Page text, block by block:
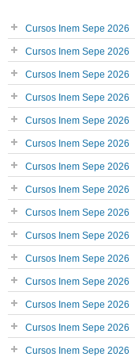
Cursos Inem Sepe 2026
Cursos Inem Sepe 2026
Cursos Inem Sepe 2026
Cursos Inem Sepe 2026
Cursos Inem Sepe 2026
Cursos Inem Sepe 2026
Cursos Inem Sepe 2026
Cursos Inem Sepe 2026
Cursos Inem Sepe 2026
Cursos Inem Sepe 2026
Cursos Inem Sepe 2026
Cursos Inem Sepe 2026
Cursos Inem Sepe 2026
Cursos Inem Sepe 2026
Cursos Inem Sepe 2026